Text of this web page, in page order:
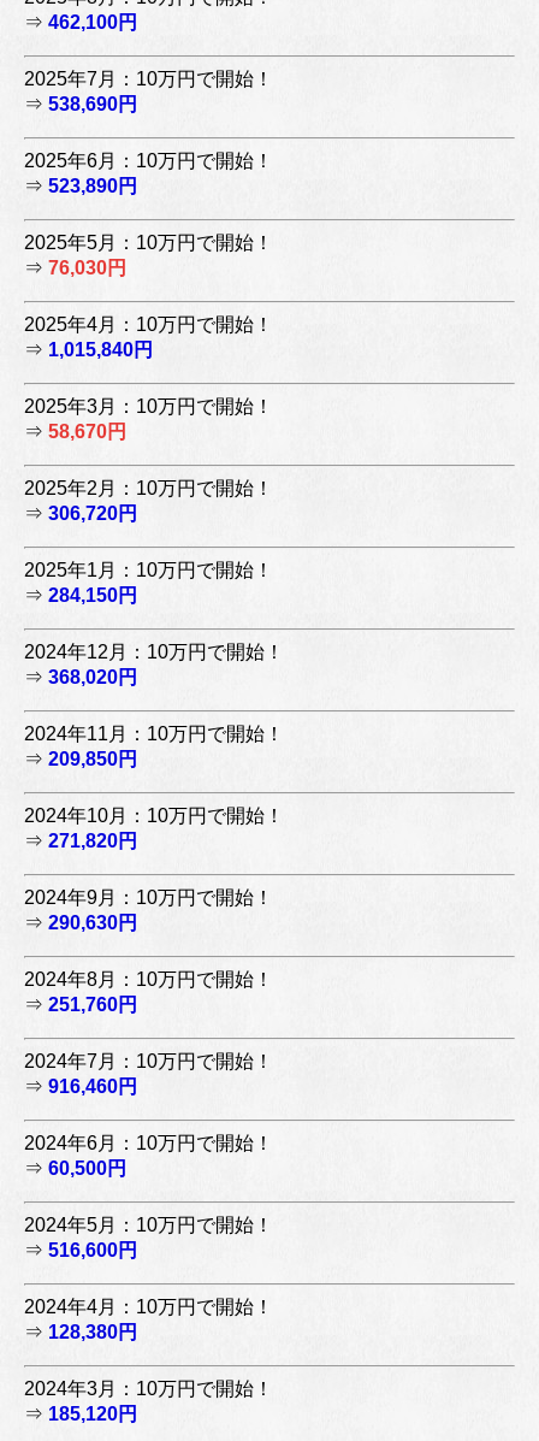
⇒ 462,100円
2025年7月：10万円で開始！
⇒ 538,690円
2025年6月：10万円で開始！
⇒ 523,890円
2025年5月：10万円で開始！
⇒ 76,030円
2025年4月：10万円で開始！
⇒ 1,015,840円
2025年3月：10万円で開始！
⇒ 58,670円
2025年2月：10万円で開始！
⇒ 306,720円
2025年1月：10万円で開始！
⇒ 284,150円
2024年12月：10万円で開始！
⇒ 368,020円
2024年11月：10万円で開始！
⇒ 209,850円
2024年10月：10万円で開始！
⇒ 271,820円
2024年9月：10万円で開始！
⇒ 290,630円
2024年8月：10万円で開始！
⇒ 251,760円
2024年7月：10万円で開始！
⇒ 916,460円
2024年6月：10万円で開始！
⇒ 60,500円
2024年5月：10万円で開始！
⇒ 516,600円
2024年4月：10万円で開始！
⇒ 128,380円
2024年3月：10万円で開始！
⇒ 185,120円